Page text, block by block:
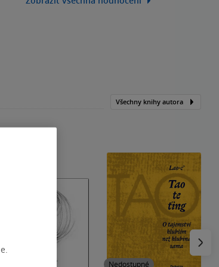
Všechny knihy autora
Nedostupné